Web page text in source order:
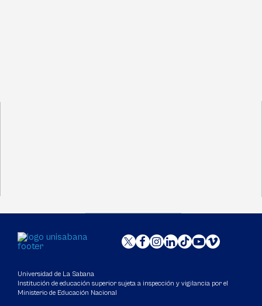
Universidad de La Sabana
Institución de educación superior sujeta a inspección y vigilancia por el
Ministerio de Educación Nacional